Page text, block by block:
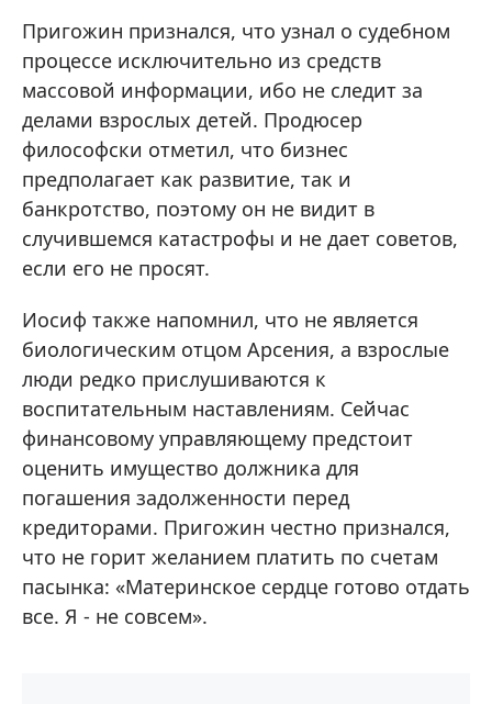
Пригожин признался, что узнал о судебном
процессе исключительно из средств
массовой информации, ибо не следит за
делами взрослых детей. Продюсер
философски отметил, что бизнес
предполагает как развитие, так и
банкротство, поэтому он не видит в
случившемся катастрофы и не дает советов,
если его не просят.
Иосиф также напомнил, что не является
биологическим отцом Арсения, а взрослые
люди редко прислушиваются к
воспитательным наставлениям. Сейчас
финансовому управляющему предстоит
оценить имущество должника для
погашения задолженности перед
кредиторами. Пригожин честно признался,
что не горит желанием платить по счетам
пасынка: «Материнское сердце готово отдать
все. Я - не совсем».